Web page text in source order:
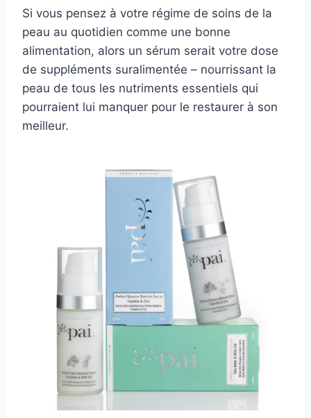
Si vous pensez à votre régime de soins de la
peau au quotidien comme une bonne
alimentation, alors un sérum serait votre dose
de suppléments suralimentée – nourrissant la
peau de tous les nutriments essentiels qui
pourraient lui manquer pour le restaurer à son
meilleur.